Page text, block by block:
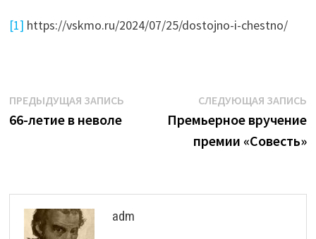
[1] https://vskmo.ru/2024/07/25/dostojno-i-chestno/
Навигация
по
ПРЕДЫДУЩАЯ ЗАПИСЬПредыдущая
66-летие в неволе
СЛЕДУЮЩАЯ ЗАПИСЬ
Премьерное вручение
премии «Совесть»
adm